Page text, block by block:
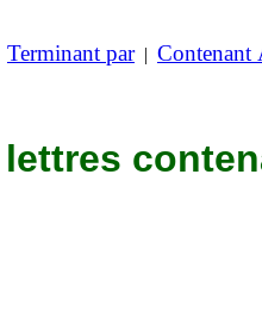
Terminant par| Contenant